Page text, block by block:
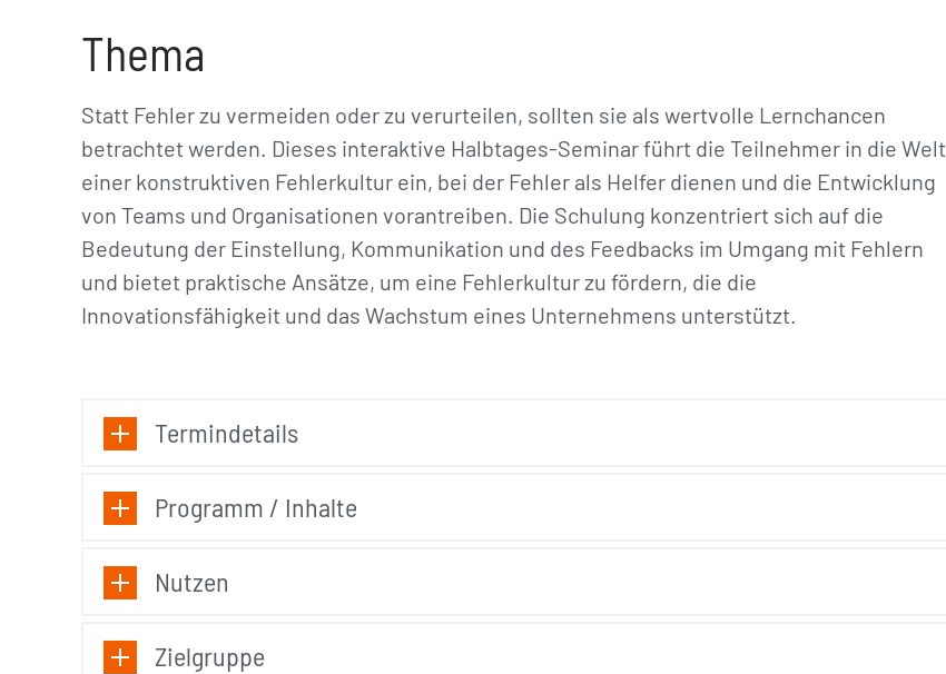
Thema
Statt Fehler zu vermeiden oder zu verurteilen, sollten sie als wertvolle Lernchancen
betrachtet werden. Dieses interaktive Halbtages-Seminar führt die Teilnehmer in die Welt
einer konstruktiven Fehlerkultur ein, bei der Fehler als Helfer dienen und die Entwicklung
von Teams und Organisationen vorantreiben. Die Schulung konzentriert sich auf die
Bedeutung der Einstellung, Kommunikation und des Feedbacks im Umgang mit Fehlern
und bietet praktische Ansätze, um eine Fehlerkultur zu fördern, die die
Innovationsfähigkeit und das Wachstum eines Unternehmens unterstützt.
Termindetails
Programm / Inhalte
Nutzen
Zielgruppe